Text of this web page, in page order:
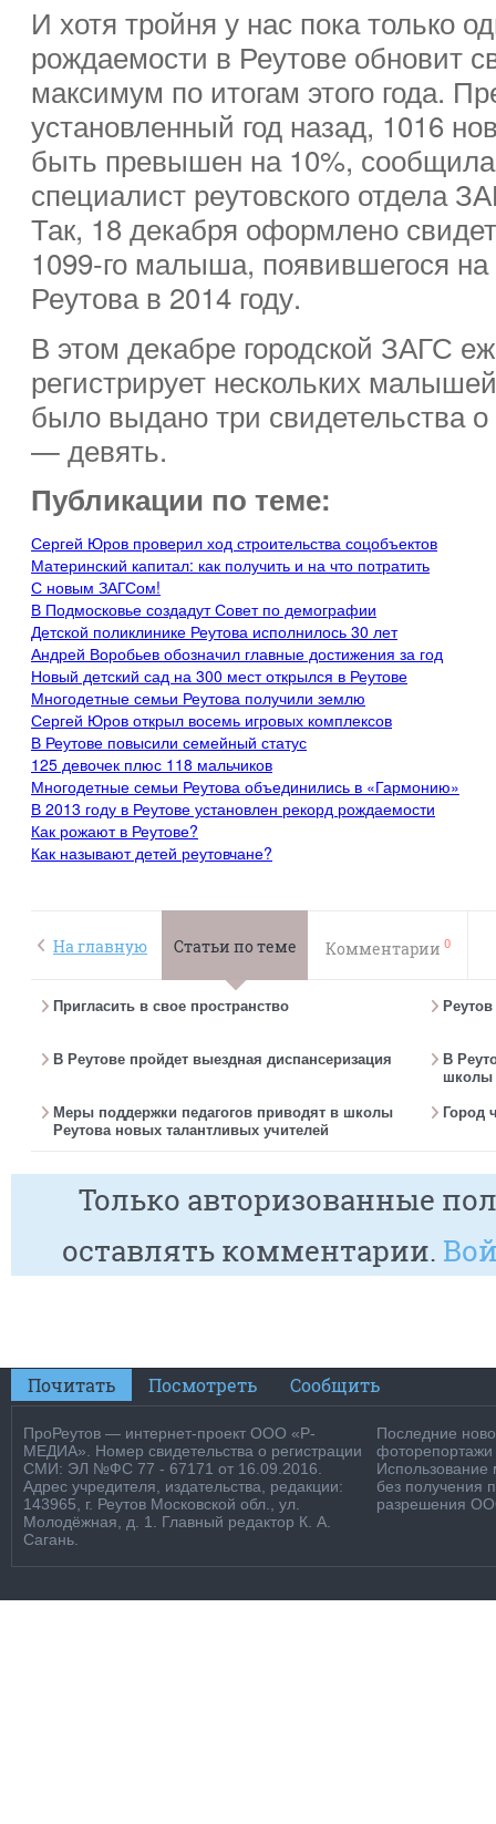
И хотя тройня у нас пока только
рождаемости в Реутове обновит
максимум по итогам этого года.
установленный год назад, 1016
быть превышен на 10%,
специалист реутовского отдела
Так, 18 декабря оформлено
1099-го малыша, появившегося
Реутова в 2014 году.
В этом декабре городской ЗАГС
регистрирует нескольких
было выдано три свидетельства
— девять.
Публикации по теме:
Сергей Юров проверил ход строительства соцобъектов
Материнский капитал: как получить и на что потратить
С новым ЗАГСом!
В Подмосковье создадут Совет по демографии
Детской поликлинике Реутова исполнилось 30 лет
Андрей Воробьев обозначил главные достижения за год
Новый детский сад на 300 мест открылся в Реутове
Многодетные семьи Реутова получили землю
Сергей Юров открыл восемь игровых комплексов
В Реутове повысили семейный статус
125 девочек плюс 118 мальчиков
Многодетные семьи Реутова объединились в «Гармонию»
В 2013 году в Реутове установлен рекорд рождаемости
Как рожают в Реутове?
Как называют детей реутовчане?
На главную Статьи по теме Комментарии 0
Пригласить в свое пространство
В Реутове пройдет выездная диспансеризация
В
школы
Меры поддержки педагогов приводят в школы
Реутова новых талантливых учителей
Город
Только авторизованные
оставлять комментарии.
Почитать Посмотреть Сообщить
ПроРеутов — интернет-проект ООО «Р-
МЕДИА». Номер свидетельства о регистрации
СМИ: ЭЛ №ФС 77 - 67171 от 16.09.2016.
Адрес учредителя, издательства, редакции:
143965, г. Реутов Московской обл., ул.
Молодёжная, д. 1. Главный редактор К. А.
Сагань.
Последние
фоторепортажи
Использование
без получения
разрешения